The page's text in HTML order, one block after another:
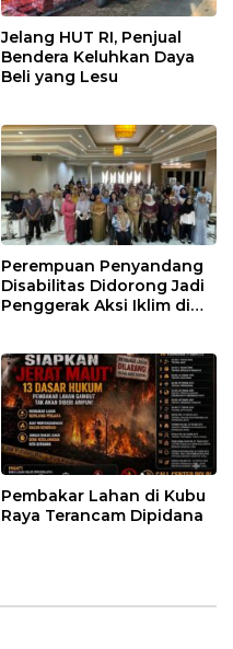
Jelang HUT RI, Penjual
Bendera Keluhkan Daya
Beli yang Lesu
Perempuan Penyandang
Disabilitas Didorong Jadi
Penggerak Aksi Iklim di
Pembakar Lahan di Kubu
Raya Terancam Dipidana